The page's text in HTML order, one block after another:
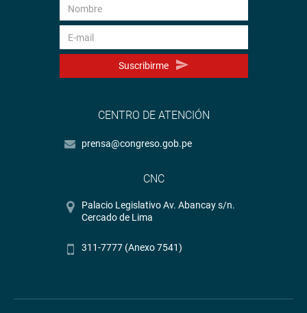
Suscribirme
CENTRO DE ATENCIÓN
prensa@congreso.gob.pe
CNC
Palacio Legislativo Av. Abancay s/n.
Cercado de Lima
311-7777 (Anexo 7541)